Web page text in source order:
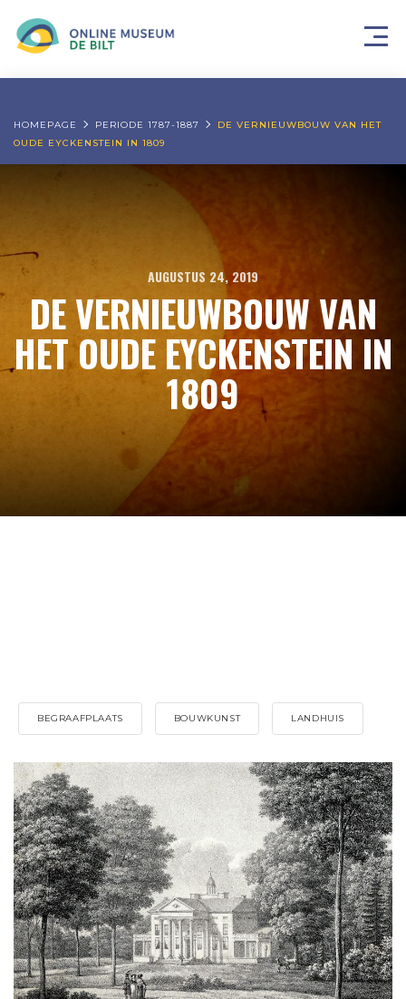
HOMEPAGE PERIODE 1787-1887
DE VERNIEUWBOUW VAN HET
OUDE EYCKENSTEIN IN 1809
AUGUSTUS 24, 2019
DE VERNIEUWBOUW VAN
HET OUDE EYCKENSTEIN IN
1809
BEGRAAFPLAATS BOUWKUNST LANDHUIS